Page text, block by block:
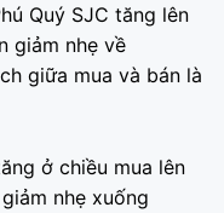
Quý SJC tăng lên
giảm nhẹ về
giữa mua và bán là
ở chiều mua lên
nhẹ xuống